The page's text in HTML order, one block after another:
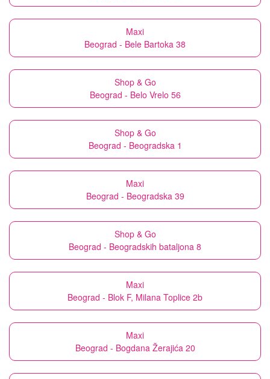
Maxi
Beograd - Bele Bartoka 38
Shop & Go
Beograd - Belo Vrelo 56
Shop & Go
Beograd - Beogradska 1
Maxi
Beograd - Beogradska 39
Shop & Go
Beograd - Beogradskih bataljona 8
Maxi
Beograd - Blok F, Milana Toplice 2b
Maxi
Beograd - Bogdana Žerajića 20